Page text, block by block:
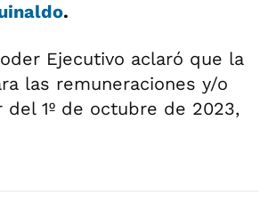
.
Ejecutivo aclaró que la
las remuneraciones y/o
1º de octubre de 2023,